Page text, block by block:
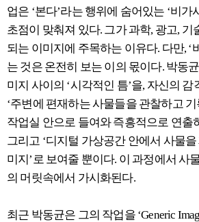
업은 ‘본다’라는 행위에 숨어있는 ‘비가
초점이 맞춰져 있다. 그가 과학, 광고, 기
되는 이미지에 주목하는 이유다. 다만, ‘
는 것은 온전히 보는 이의 몫이다. 박동
미지 사이의 ‘시각적인 틈’을, 자신의
‘주변에 편재하는 사물들을 관찰하고 기
작업실 안으로 들여와 즉흥적으로 연출
그리고 ‘디지털 가상공간 안에서 사물
미지’로 보여줄 뿐이다. 이 과정에서 사
의 머릿속에서 가시화된다.
최근 박동균은 그의 작업을 ‘Generic